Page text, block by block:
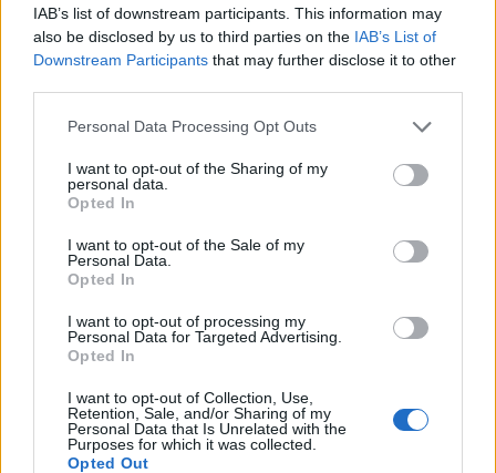
IAB’s list of downstream participants. This information may
also be disclosed by us to third parties on the IAB’s List of
Downstream Participants that may further disclose it to other
Please note that this website/app uses one or more Google
not limited to your visit or usage behaviour. You may click to
grant or deny consent to Google and its third-party tags to
use your data for below specified purposes in below Google
consent section.
Personal Data Processing Opt Outs
I want to opt-out of the Sharing of my
personal data.
Opted In
I want to opt-out of the Sale of my
Personal Data.
Opted In
I want to opt-out of processing my
Personal Data for Targeted Advertising.
Opted In
I want to opt-out of Collection, Use,
Retention, Sale, and/or Sharing of my
Personal Data that Is Unrelated with the
Purposes for which it was collected.
Opted Out
ICA Milano presenta mostre, concerti e letture per
l’autunno 2026
Matteo Pellegrino · 6 Ago 2026
NEWS E ATTUALITÀ